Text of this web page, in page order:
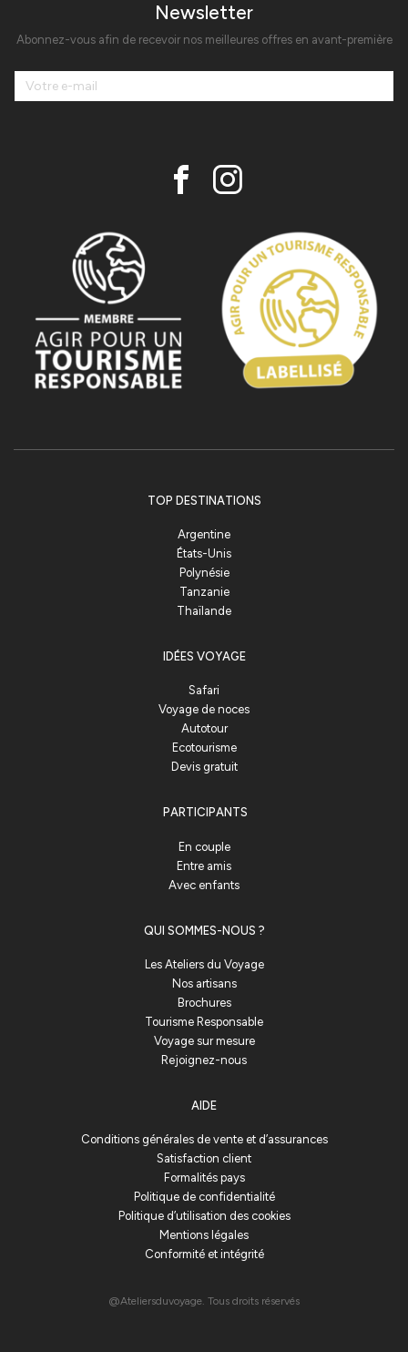
Newsletter
Abonnez-vous afin de recevoir nos meilleures offres en avant-première
TOP DESTINATIONS
Argentine
États-Unis
Polynésie
Tanzanie
Thaïlande
IDÉES VOYAGE
Safari
Voyage de noces
Autotour
Ecotourisme
Devis gratuit
PARTICIPANTS
En couple
Entre amis
Avec enfants
QUI SOMMES-NOUS ?
Les Ateliers du Voyage
Nos artisans
Brochures
Tourisme Responsable
Voyage sur mesure
Rejoignez-nous
AIDE
Conditions générales de vente et d’assurances
Satisfaction client
Formalités pays
Politique de confidentialité
Politique d’utilisation des cookies
Mentions légales
Conformité et intégrité
@Ateliersduvoyage. Tous droits réservés